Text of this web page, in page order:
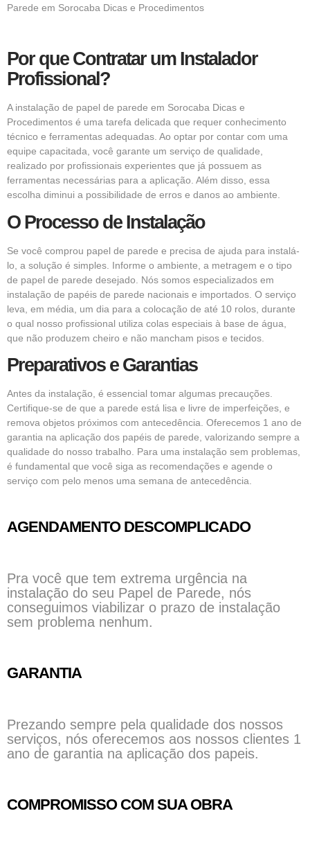
Parede em Sorocaba Dicas e Procedimentos
Por que Contratar um Instalador
Profissional?
Ainstalação de papel de parede em Sorocaba Dicas e
Procedimentos é uma tarefa delicada que requer conhecimento
técnico e ferramentas adequadas. Ao optar por contar com uma
equipe capacitada, você garante um serviço de qualidade,
realizado por profissionais experientes que já possuem as
ferramentas necessárias para a aplicação. Além disso, essa
escolha diminui a possibilidade de erros e danos ao ambiente.
O Processo de Instalação
Se você comprou papel de parede e precisa de ajuda para instalá-
lo, a solução é simples. Informe o ambiente, a metragem e o tipo
de papel de parede desejado. Nós somos especializados em
instalação de papéis de parede nacionais e importados. O serviço
leva, em média, um dia para a colocação de até 10 rolos, durante
o qual nosso profissional utiliza colas especiais à base de água,
que não produzem cheiro e não mancham pisos e tecidos.
Preparativos e Garantias
Antes da instalação, é essencial tomar algumas precauções.
Certifique-se de que a parede está lisa e livre de imperfeições, e
remova objetos próximos com antecedência. Oferecemos 1 ano de
garantia na aplicação dos papéis de parede, valorizando sempre a
qualidade do nosso trabalho. Para uma instalação sem problemas,
é fundamental que você siga as recomendações e agende o
serviço com pelo menos uma semana de antecedência.
AGENDAMENTO DESCOMPLICADO
Pra você que tem extrema urgência na
instalação do seu Papel de Parede, nós
conseguimos viabilizar o prazo de instalação
sem problema nenhum.
GARANTIA
Prezando sempre pela qualidade dos nossos
serviços, nós oferecemos aos nossos clientes 1
ano de garantia na aplicação dos papeis.
COMPROMISSO COM SUA OBRA